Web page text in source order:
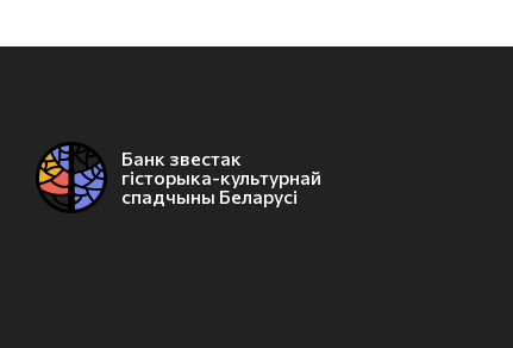
Банк звестак
гісторыка-культурнай
спадчыны Беларусі